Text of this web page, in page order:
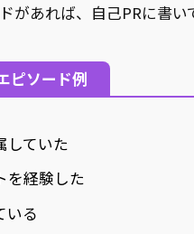
があれば、自己PRに書い
ピソード例
していた
を経験した
いる